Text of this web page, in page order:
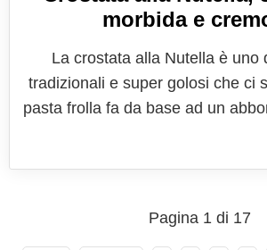
morbida e
La crostata alla Nutella è uno
tradizionali e super golosi che ci
pasta frolla fa da base ad un
Nutella, la crema alle nocciole
apprezzata. Tutto decorato con
sguardo. Un dolce...
Pagina 1 di 17